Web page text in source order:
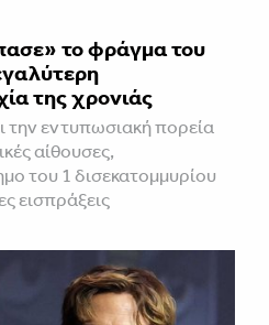
το φράγμα του
της χρονιάς
την εντυπωσιακή πορεία
αίθουσες,
του 1 δισεκατομμυρίου
εισπράξεις